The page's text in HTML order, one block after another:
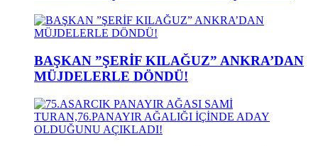
BAŞKAN ”ŞERİF KILAĞUZ” ANKRA’DAN
MÜJDELERLE DÖNDÜ!